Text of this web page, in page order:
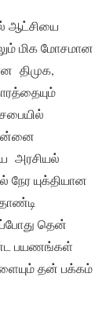
ஆட்சியை
மிக மோசமான
திமுக,
தன்னை
அரசியல்
யுக்தியான
தென்
பயணங்கள்
தன் பக்கம்